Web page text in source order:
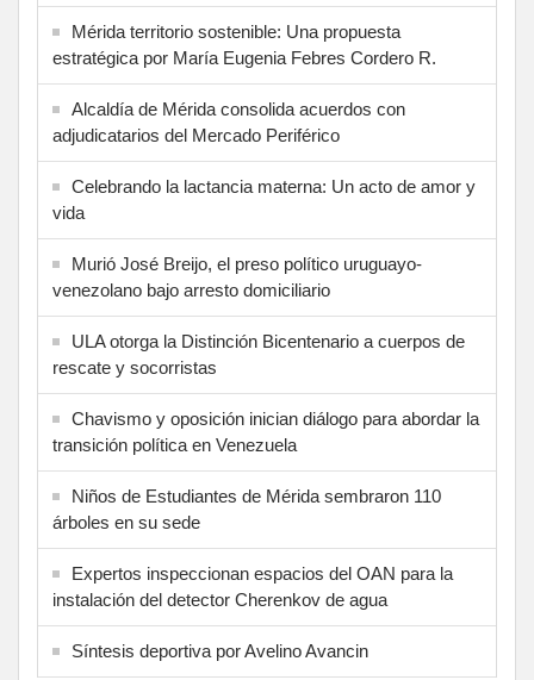
Mérida territorio sostenible: Una propuesta
estratégica por María Eugenia Febres Cordero R.
Alcaldía de Mérida consolida acuerdos con
adjudicatarios del Mercado Periférico
Celebrando la lactancia materna: Un acto de amor y
vida
Murió José Breijo, el preso político uruguayo-
venezolano bajo arresto domiciliario
ULA otorga la Distinción Bicentenario a cuerpos de
rescate y socorristas
Chavismo y oposición inician diálogo para abordar la
transición política en Venezuela
Niños de Estudiantes de Mérida sembraron 110
árboles en su sede
Expertos inspeccionan espacios del OAN para la
instalación del detector Cherenkov de agua
Síntesis deportiva por Avelino Avancin